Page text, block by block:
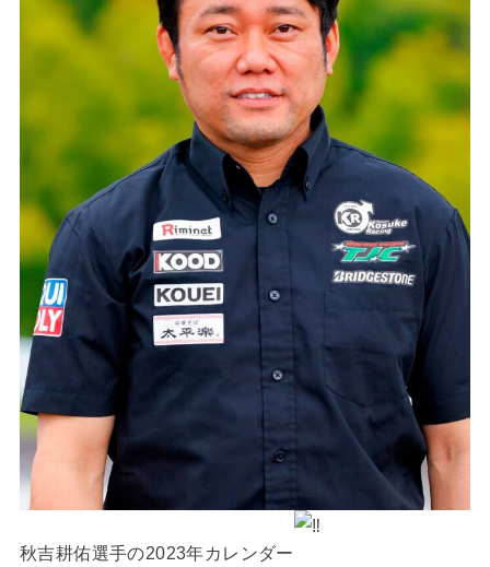
秋吉耕佑選手の2023年カレンダー